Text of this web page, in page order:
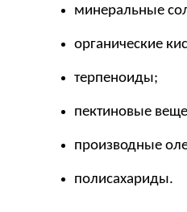
минеральные
органические
терпеноиды;
пектиновые
производные
полисахариды.